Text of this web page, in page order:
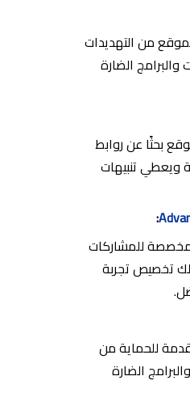
من التهديدات
والبرامج الضارة
بحثًا عن روابط
ويعطي تنبيهات
:
للمشاركات
تخصيص تجربة
للحماية من
الضارة